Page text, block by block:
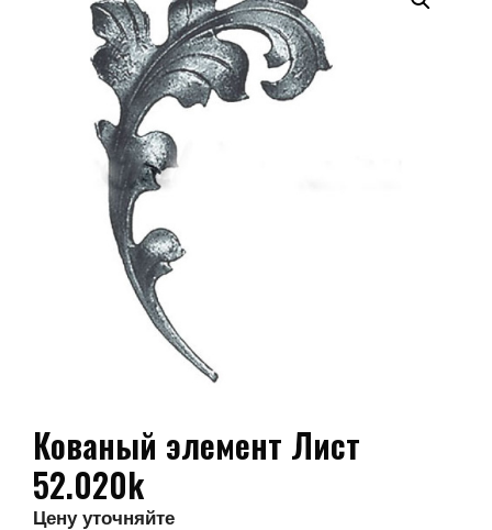
Кованый элемент Лист
52.020k
Цену уточняйте